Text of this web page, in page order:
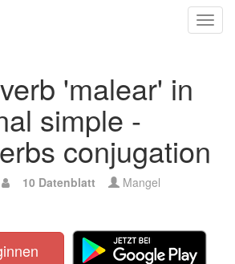
'malear' in
simple -
conjugation
10 Datenblatt Mangel